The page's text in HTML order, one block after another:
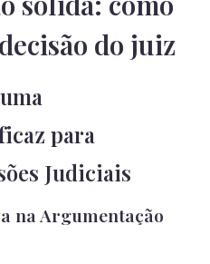
do juiz
para
Judiciais
na Argumentação